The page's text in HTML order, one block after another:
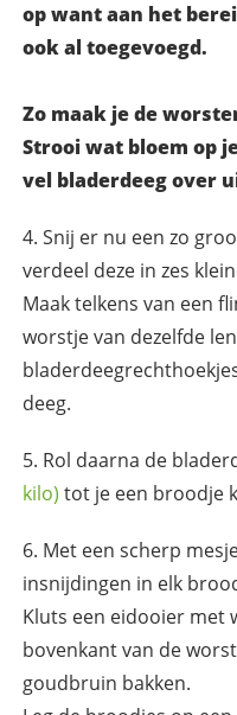
op want aan het
ook al toegevoegd.
Zo maak je de
Strooi wat bloem op
vel bladerdeeg over
Snij er nu een zo
verdeel deze in zes
Maak telkens van een
worstje van dezelfde
deeg.
Rol daarna de
kilo) tot je een broodje
Met een scherp
insnijdingen in elk
Kluts een eidooier met
bovenkant van de
goudbruin bakken.